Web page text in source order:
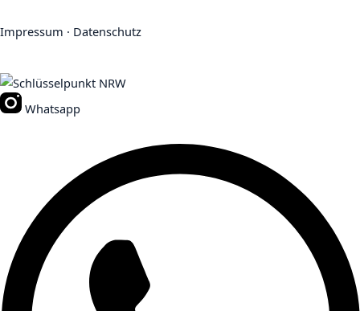
Impressum · Datenschutz
Whatsapp